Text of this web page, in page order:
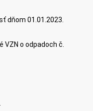
dňom 01.01.2023.
VZN o odpadoch č.